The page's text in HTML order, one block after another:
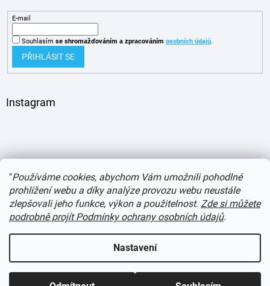
"Používáme cookies, abychom Vám umožnili pohodlné
prohlížení webu a díky analýze provozu webu neustále
zlepšovali jeho funkce, výkon a použitelnost. Zde si můžete
podrobně projít Podmínky ochrany osobních údajů.
Nastavení
E-mail
Souhlasím se shromažďováním a zpracováním osobních údajů.
PŘIHLÁSIT SE
Instagram
Vytvořil Shoptet